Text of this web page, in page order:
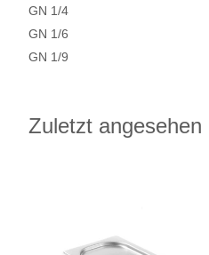
GN 1/4
GN 1/6
GN 1/9
Zuletzt angesehen